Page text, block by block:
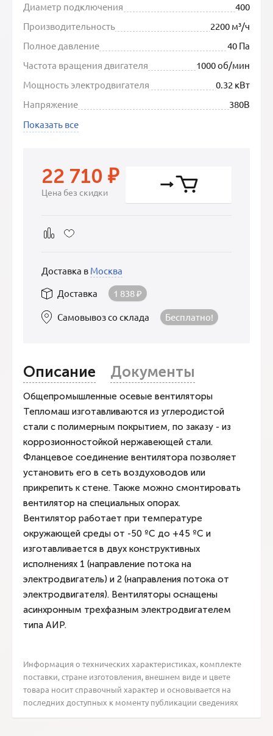
Диаметр подключения
400
Производительность
2200 м³/ч
Полное давление
40 Па
Частота вращения двигателя
1000 об/мин
Мощность электродвигателя
0.32 кВт
Напряжение
380В
Показать все
22 710 ₽
Цена без скидки
Доставка в Москва
Доставка
1 838₽
Самовывоз со склада Бесплатно!
Описание Документы
Общепромышленные осевые вентиляторы
Тепломаш изготавливаются из углеродистой
стали с полимерным покрытием, по заказу - из
коррозионностойкой нержавеющей стали.
Фланцевое соединение вентилятора позволяет
установить его в сеть воздуховодов или
прикрепить к стене. Также можно смонтировать
вентилятор на специальных опорах.
Вентилятор работает при температуре
окружающей среды от -50 ºС до +45 ºС и
изготавливается в двух конструктивных
исполнениях 1 (направление потока на
электродвигатель) и 2 (направления потока от
электродвигателя). Вентиляторы оснащены
асинхронным трехфазным электродвигателем
типа АИР.
Информация о технических характеристиках, комплекте
поставки, стране изготовления, внешнем виде и цвете
товара носит справочный характер и основывается на
последних доступных к моменту публикации сведениях